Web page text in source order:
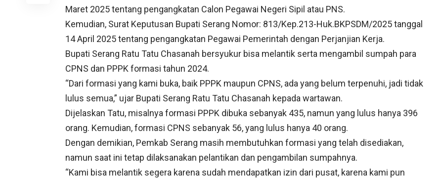
Maret 2025 tentang pengangkatan Calon Pegawai Negeri Sipil atau PNS.
Kemudian, Surat Keputusan Bupati Serang Nomor: 813/Kep.213-Huk.BKPSDM/2025 tanggal
14 April 2025 tentang pengangkatan Pegawai Pemerintah dengan Perjanjian Kerja.
Bupati Serang Ratu Tatu Chasanah bersyukur bisa melantik serta mengambil sumpah para
CPNS dan PPPK formasi tahun 2024.
“Dari formasi yang kami buka, baik PPPK maupun CPNS, ada yang belum terpenuhi, jadi tidak
lulus semua,” ujar Bupati Serang Ratu Tatu Chasanah kepada wartawan.
Dijelaskan Tatu, misalnya formasi PPPK dibuka sebanyak 435, namun yang lulus hanya 396
orang. Kemudian, formasi CPNS sebanyak 56, yang lulus hanya 40 orang.
Dengan demikian, Pemkab Serang masih membutuhkan formasi yang telah disediakan,
namun saat ini tetap dilaksanakan pelantikan dan pengambilan sumpahnya.
“Kami bisa melantik segera karena sudah mendapatkan izin dari pusat, karena kami pun